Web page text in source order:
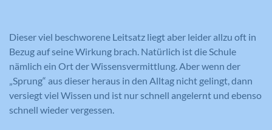
Dieser viel beschworene Leitsatz liegt aber leider allzu oft in
Bezug auf seine Wirkung brach. Natürlich ist die Schule
nämlich ein Ort der Wissensvermittlung. Aber wenn der
„Sprung“ aus dieser heraus in den Alltag nicht gelingt, dann
versiegt viel Wissen und ist nur schnell angelernt und ebenso
schnell wieder vergessen.